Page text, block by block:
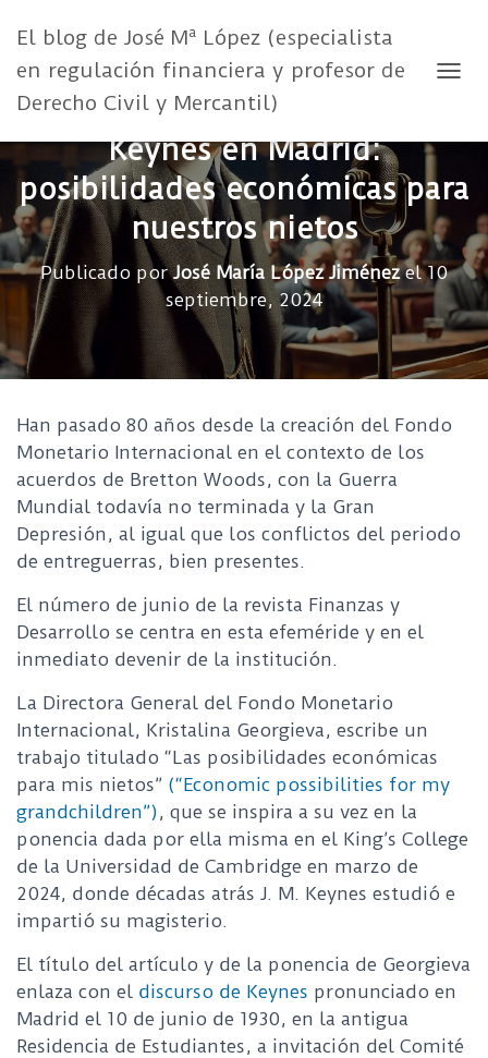
El blog de José Mª López (especialista
en regulación financiera y profesor de
Derecho Civil y Mercantil)
Keynes en Madrid:
posibilidades económicas para
nuestros nietos
Publicado porJosé María López Jiménezel10
septiembre, 2024
Han pasado 80 años desde la creación del Fondo
Monetario Internacional en el contexto de los
acuerdos de Bretton Woods, con la Guerra
Mundial todavía no terminada y la Gran
Depresión, al igual que los conflictos del periodo
de entreguerras, bien presentes.
El número de junio de la revista Finanzas y
Desarrollo se centra en esta efeméride y en el
inmediato devenir de la institución.
La Directora General del Fondo Monetario
Internacional, Kristalina Georgieva, escribe un
trabajo titulado “Las posibilidades económicas
para mis nietos” (“Economic possibilities for my
grandchildren”), que se inspira a su vez en la
ponencia dada por ella misma en el King’s College
de la Universidad de Cambridge en marzo de
2024, donde décadas atrás J. M. Keynes estudió e
impartió su magisterio.
El título del artículo y de la ponencia de Georgieva
enlaza con el discurso de Keynes pronunciado en
Madrid el 10 de junio de 1930, en la antigua
Residencia de Estudiantes, a invitación del Comité